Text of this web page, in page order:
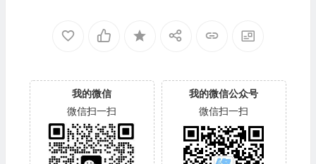
我的微信
微信扫一扫
我的微信公众号
微信扫一扫